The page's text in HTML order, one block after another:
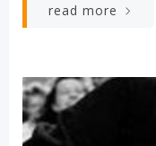
read more